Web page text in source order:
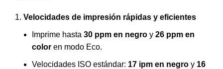
Velocidades de impresión rápidas y eficientes
Imprime hasta 30 ppm en negro y 26 ppm en
color en modo Eco.
Velocidades ISO estándar: 17 ipm en negro y 16